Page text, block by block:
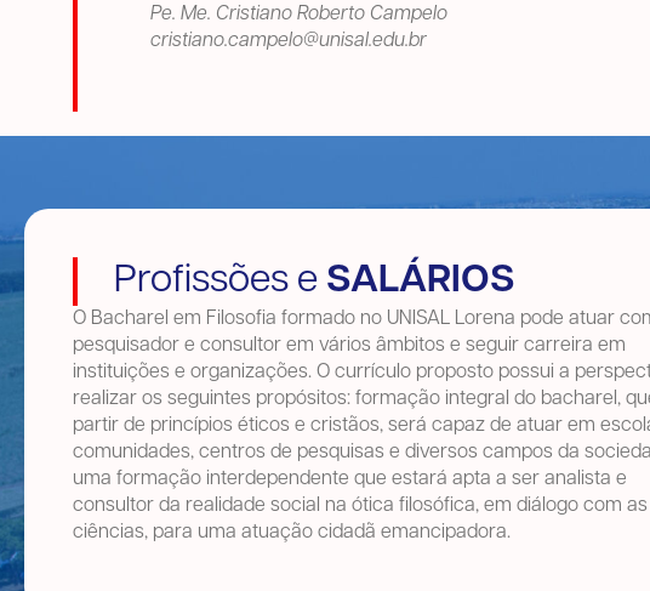
Pe. Me. Cristiano Roberto Campelo
cristiano.campelo@unisal.edu.br
Profissões e SALÁRIOS
O Bacharel em Filosofia formado no UNISAL Lorena pode atuar
pesquisador e consultor em vários âmbitos e seguir carreira em
instituições e organizações. O currículo proposto possui a
realizar os seguintes propósitos: formação integral do bacharel,
partir de princípios éticos e cristãos, será capaz de atuar em
comunidades, centros de pesquisas e diversos campos da
uma formação interdependente que estará apta a ser analista e
consultor da realidade social na ótica filosófica, em diálogo com as
ciências, para uma atuação cidadã emancipadora.